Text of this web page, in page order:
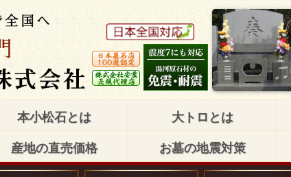
本小松石とは 大トロとは
産地の直売価格 お墓の地震対策